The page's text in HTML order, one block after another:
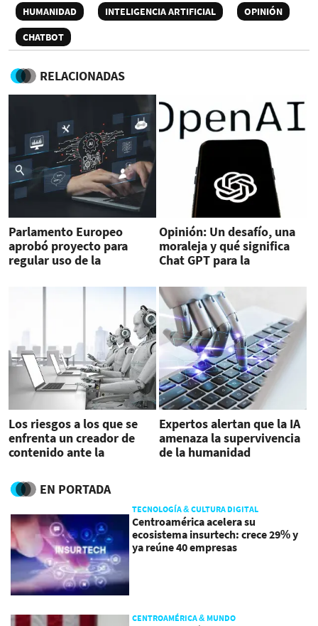
HUMANIDAD
INTELIGENCIA ARTIFICIAL
OPINIÓN
CHATBOT
RELACIONADAS
Parlamento Europeo
aprobó proyecto para
regular uso de la
Opinión: Un desafío, una
moraleja y qué significa
Chat GPT para la
Los riesgos a los que se
enfrenta un creador de
contenido ante la
Expertos alertan que la IA
amenaza la supervivencia
de la humanidad
EN PORTADA
TECNOLOGÍA & CULTURA DIGITAL
Centroamérica acelera su
ecosistema insurtech: crece 29% y
ya reúne 40 empresas
CENTROAMÉRICA & MUNDO